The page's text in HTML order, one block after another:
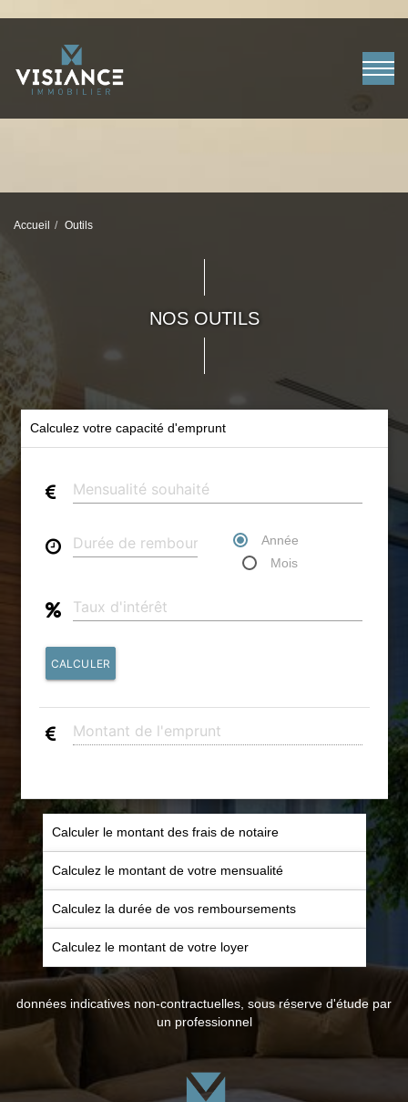
Accueil Outils
NOS OUTILS
Calculez votre capacité d'emprunt
Année
Mois
CALCULER
Calculer le montant des frais de notaire
Calculez le montant de votre mensualité
Calculez la durée de vos remboursements
Calculez le montant de votre loyer
données indicatives non-contractuelles, sous réserve d'étude par
un professionnel